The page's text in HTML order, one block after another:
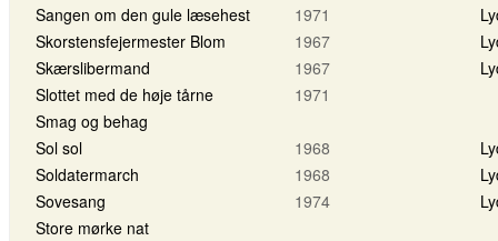
Sangen om den gule læsehest
1971
Skorstensfejermester Blom
1967
Skærslibermand
1967
Slottet med de høje tårne
1971
Smag og behag
Sol sol
1968
Soldatermarch
1968
Sovesang
1974
Store mørke nat